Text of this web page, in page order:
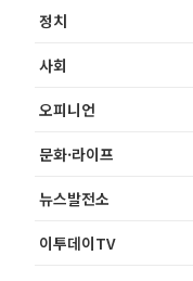
정치
사회
오피니언
문화·라이프
뉴스발전소
이투데이TV